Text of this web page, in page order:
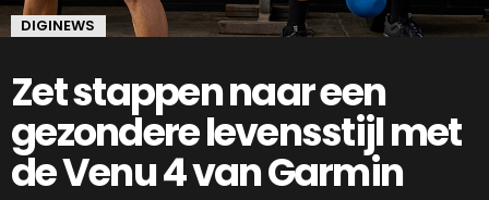
DIGINEWS
Zet stappen naar een
gezondere levensstijl met
de Venu 4 van Garmin